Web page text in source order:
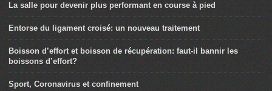
La salle pour devenir plus performant en course à pied
Entorse du ligament croisé: un nouveau traitement
Boisson d’effort et boisson de récupération: faut-il bannir les
boissons d’effort?
Sport, Coronavirus et confinement